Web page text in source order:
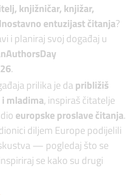
knjižničar, knjižar,
entuzijast čitanja?
i planiraj svoj događaj u
.
prilika je dapribližiš
mladima, inspiraš čitatelje
europske proslave čitanja.
diljem Europe podijelili
— pogledaj što se
se kako su drugi